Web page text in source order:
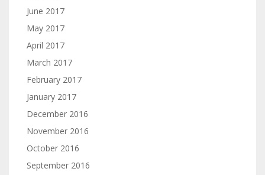
June 2017
May 2017
April 2017
March 2017
February 2017
January 2017
December 2016
November 2016
October 2016
September 2016